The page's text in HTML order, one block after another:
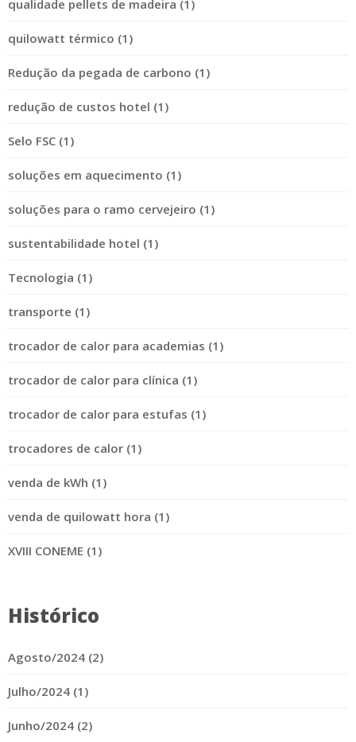
qualidade pellets de madeira (1)
quilowatt térmico (1)
Redução da pegada de carbono (1)
redução de custos hotel (1)
Selo FSC (1)
soluções em aquecimento (1)
soluções para o ramo cervejeiro (1)
sustentabilidade hotel (1)
Tecnologia (1)
transporte (1)
trocador de calor para academias (1)
trocador de calor para clínica (1)
trocador de calor para estufas (1)
trocadores de calor (1)
venda de kWh (1)
venda de quilowatt hora (1)
XVIII CONEME (1)
Histórico
Agosto/2024 (2)
Julho/2024 (1)
Junho/2024 (2)